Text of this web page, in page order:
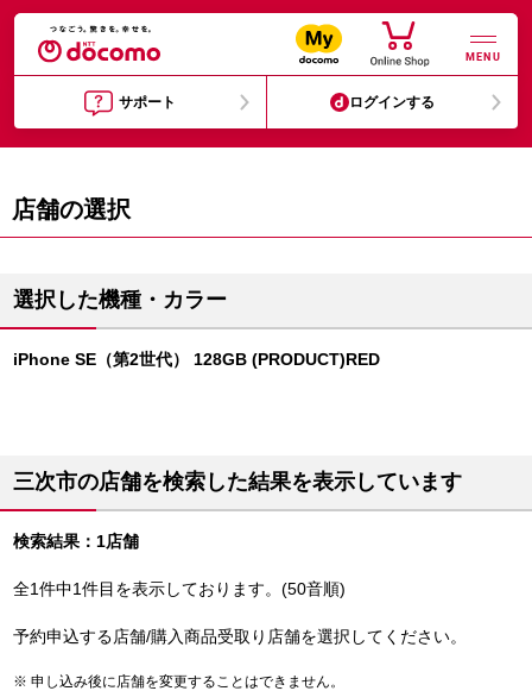
MENU
サポート ログインする
店舗の選択
選択した機種・カラー
iPhone SE（第2世代） 128GB (PRODUCT)RED
三次市の店舗を検索した結果を表示しています
検索結果：1店舗
全1件中1件目を表示しております。(50音順)
予約申込する店舗/購入商品受取り店舗を選択してください。
申し込み後に店舗を変更することはできません。